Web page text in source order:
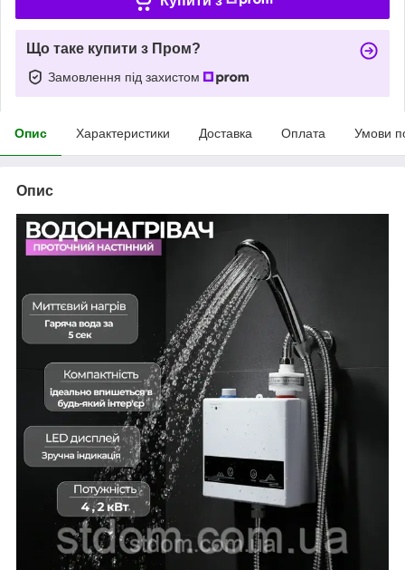
Що таке купити з Пром?
Замовлення під захистом
Опис Характеристики Доставка Оплата Умови
Опис